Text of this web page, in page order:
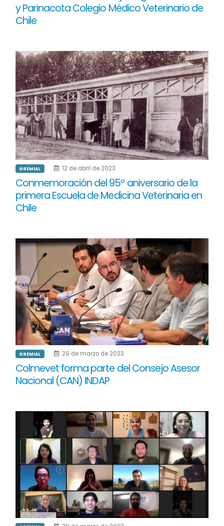
y Parinacota Colegio Médico Veterinario de
Chile
GREMIAL 12 de abril de 2023
Conmemoración del 95º aniversario de la
primera Escuela de Medicina Veterinaria en
Chile
GREMIAL 29 de marzo de 2023
Colmevet forma parte del Consejo Asesor
Nacional (CAN) INDAP